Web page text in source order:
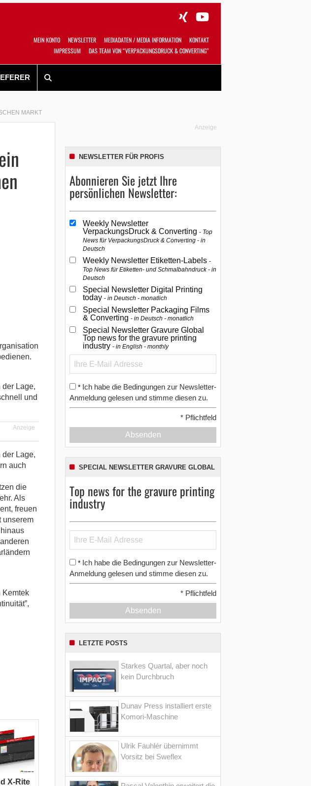
MEIN KONTO NEWSLETTER MEDIADATEN / MEDIA INFORMATION
KONTAKT
IMPRESSUM
DAS TEAM VON “VERPACKUNGSDRUCK & CONVERTING”
MARKT
Lage,
und
Anzeige
der Lage,
auch
die
Als
freuen
unserem
Kemtek
X-Rite
Anzeige
NEWSLETTER FÜR PROFIS
Abonnieren Sie jetzt Ihre
persönlichen Newsletter:
Weekly Newsletter
VerpackungsDruck & Converting Top
News für VerpackungsDruck & Converting - in
Deutsch
Weekly Newsletter Etiketten-Labels
Top News für Etiketten- und Schmalbahndruck - in
Deutsch
Special Newsletter Digital Printing
today in Deutsch - monatlich
Special Newsletter Packaging Films
& Converting in Deutsch - monatlich
Special Newsletter Gravure Global
Top news for the gravure printing
industry in English - monthly
* Ich habe die Bedingungen zur Newsletter-
Anmeldung gelesen und stimme diesen zu.
* Pflichtfeld
Absenden
SPECIAL NEWSLETTER GRAVURE GLOBAL
Top news for the gravure printing
industry
* Ich habe die Bedingungen zur Newsletter-
Anmeldung gelesen und stimme diesen zu.
* Pflichtfeld
Absenden
LETZTE POSTS
Starkes Quartal, aber noch
kein Durchbruch
Dunav Press installiert erste
Komori-Maschine
Ulrik Fauhlér übernimmt
Vorsitz bei Sweflex